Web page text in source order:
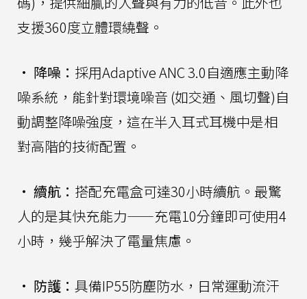
支援360度立體環繞聲。
• 降噪： 採用Adaptive ANC 3.0自適應主動降
噪系統，能針對環境噪音 (如交通、風切聲)自
動調整降噪強度，這在半入耳式耳機中是相
對高階的技術配置。
• 續航： 搭配充電盒可達30小時續航。最驚
人的是其快充能力——充電10分鐘即可使用4
小時，幾乎解決了電量焦慮。
• 防護： 具備IP55防塵防水，日常運動流汗